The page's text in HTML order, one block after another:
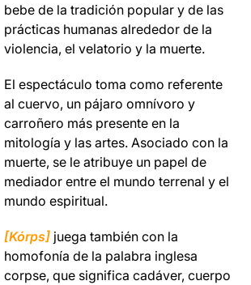
bebe de la tradición popular y de las
prácticas humanas alrededor de la
violencia, el velatorio y la muerte.
El espectáculo toma como referente
al cuervo, un pájaro omnívoro y
carroñero más presente en la
mitología y las artes. Asociado con la
muerte, se le atribuye un papel de
mediador entre el mundo terrenal y el
mundo espiritual.
[Kórps] juega también con la
homofonía de la palabra inglesa
corpse, que significa cadáver, cuerpo